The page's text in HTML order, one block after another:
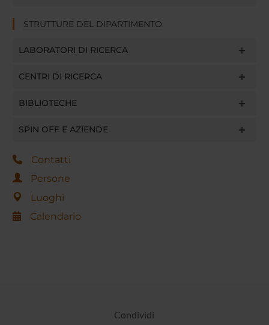
STRUTTURE DEL DIPARTIMENTO
LABORATORI DI RICERCA
CENTRI DI RICERCA
BIBLIOTECHE
SPIN OFF E AZIENDE
Contatti
Persone
Luoghi
Calendario
Condividi